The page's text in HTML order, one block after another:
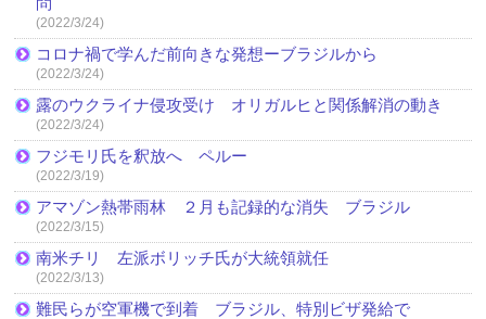
(2022/3/24)
コロナ禍で学んだ前向きな発想ーブラジルから
(2022/3/24)
露のウクライナ侵攻受け オリガルヒと関係解消の動き
(2022/3/24)
フジモリ氏を釈放へ ペルー
(2022/3/19)
アマゾン熱帯雨林 ２月も記録的な消失 ブラジル
(2022/3/15)
南米チリ 左派ボリッチ氏が大統領就任
(2022/3/13)
難民らが空軍機で到着 ブラジル、特別ビザ発給で